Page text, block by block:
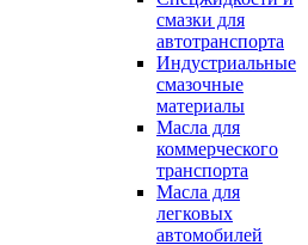
смазки для
автотранспорта
Индустриальные
смазочные
материалы
Масла для
коммерческого
транспорта
Масла для
легковых
автомобилей